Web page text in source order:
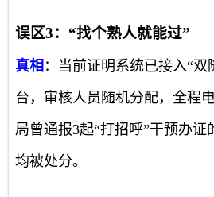
误区3：“找个熟人就能过”
真相 ：当前证明系统已接入“双
台，审核人员随机分配，全程
局曾通报3起“打招呼”干预办
均被处分。